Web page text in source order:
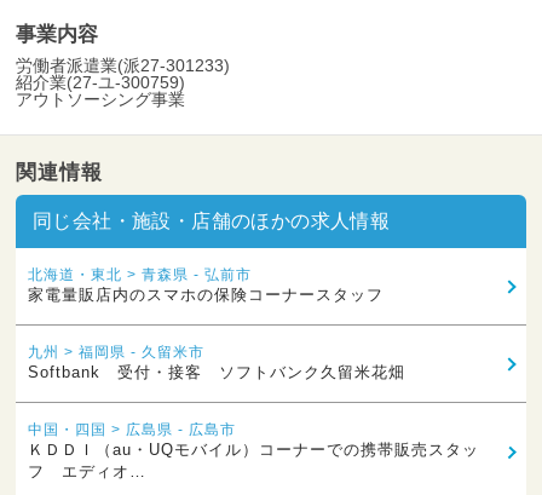
事業内容
労働者派遣業(派27-301233)
紹介業(27-ユ-300759)
アウトソーシング事業
関連情報
同じ会社・施設・店舗のほかの求人情報
北海道・東北 > 青森県 - 弘前市
家電量販店内のスマホの保険コーナースタッフ
九州 > 福岡県 - 久留米市
Softbank 受付・接客 ソフトバンク久留米花畑
中国・四国 > 広島県 - 広島市
ＫＤＤＩ（au・UQモバイル）コーナーでの携帯販売スタッ
フ エディオ…